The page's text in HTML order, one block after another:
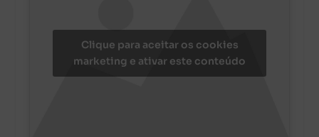
Clique para aceitar os cookies
marketing e ativar este conteúdo